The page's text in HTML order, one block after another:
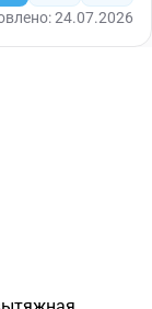
24.07.2026